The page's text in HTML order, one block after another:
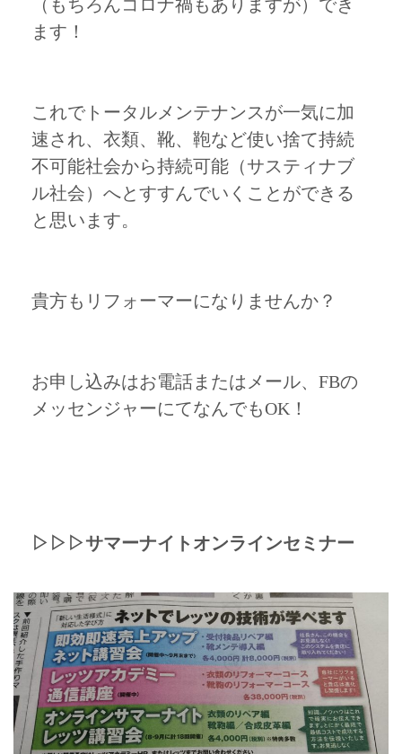
（もちろんコロナ禍もありますが）でき
ます！
これでトータルメンテナンスが一気に加
速され、衣類、靴、鞄など使い捨て持続
不可能社会から持続可能（サスティナブ
ル社会）へとすすんでいくことができる
と思います。
貴方もリフォーマーになりませんか？
お申し込みはお電話またはメール、FBの
メッセンジャーにてなんでもOK！
▷▷▷サマーナイトオンラインセミナー